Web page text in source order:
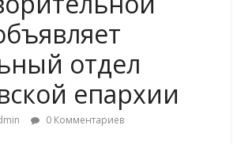
отдел
епархии
0 Комментариев